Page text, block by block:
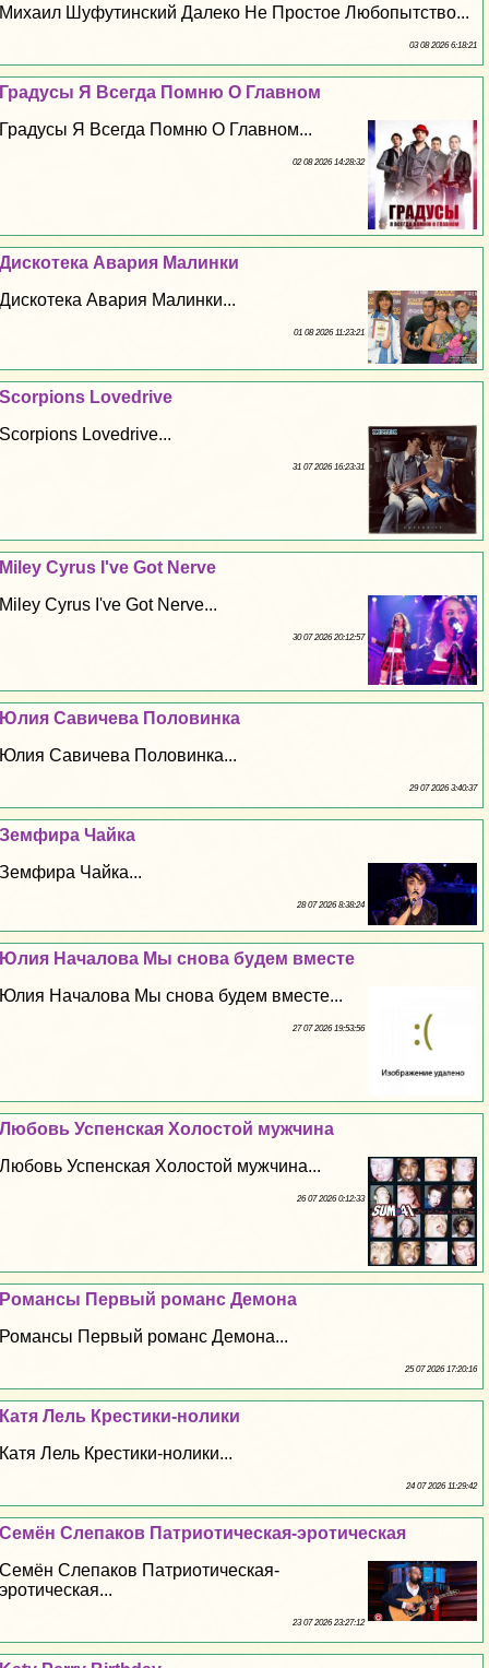
Михаил Шуфутинский Далеко Не Простое Любопытство...
03 08 2026 6:18:21
Градусы Я Всегда Помню О Главном
Градусы Я Всегда Помню О Главном...
02 08 2026 14:28:32
Дискотека Авария Малинки
Дискотека Авария Малинки...
01 08 2026 11:23:21
Scorpions Lovedrive
Scorpions Lovedrive...
31 07 2026 16:23:31
Miley Cyrus I've Got Nerve
Miley Cyrus I've Got Nerve...
30 07 2026 20:12:57
Юлия Савичева Половинка
Юлия Савичева Половинка...
29 07 2026 3:40:37
Земфира Чайка
Земфира Чайка...
28 07 2026 8:38:24
Юлия Началова Мы снова будем вместе
Юлия Началова Мы снова будем вместе...
27 07 2026 19:53:56
Любовь Успенская Холостой мужчина
Любовь Успенская Холостой мужчина...
26 07 2026 0:12:33
Романсы Первый романс Демона
Романсы Первый романс Демона...
25 07 2026 17:20:16
Катя Лель Крестики-нолики
Катя Лель Крестики-нолики...
24 07 2026 11:29:42
Семён Слепаков Патриотическая-эpoтическая
Семён Слепаков Патриотическая-
эpoтическая...
23 07 2026 23:27:12